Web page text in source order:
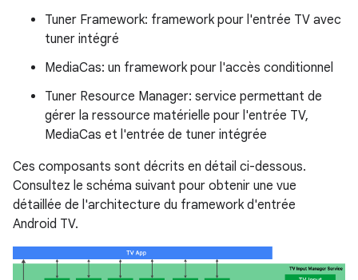
Tuner Framework: framework pour l'entrée TV avec
tuner intégré
MediaCas: un framework pour l'accès conditionnel
Tuner Resource Manager: service permettant de
gérer la ressource matérielle pour l'entrée TV,
MediaCas et l'entrée de tuner intégrée
Ces composants sont décrits en détail ci-dessous.
Consultez le schéma suivant pour obtenir une vue
détaillée de l'architecture du framework d'entrée
Android TV.